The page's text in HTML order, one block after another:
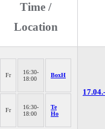
Time /
Location
Fr
16:30-
18:00
BoxH
Fr
16:30-
18:00
Te
Ho
17.04.-